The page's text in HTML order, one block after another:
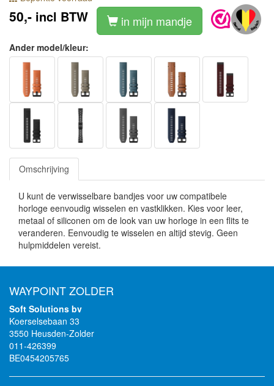
50,- incl BTW in mijn mandje
Ander model/kleur:
Omschrijving
U kunt de verwisselbare bandjes voor uw compatibele
horloge eenvoudig wisselen en vastklikken. Kies voor leer,
metaal of siliconen om de look van uw horloge in een flits te
veranderen. Eenvoudig te wisselen en altijd stevig. Geen
hulpmiddelen vereist.
WAYPOINT ZOLDER
Soft Solutions bv
Koerselsebaan 33
3550 Heusden-Zolder
011-426399
BE0454205765